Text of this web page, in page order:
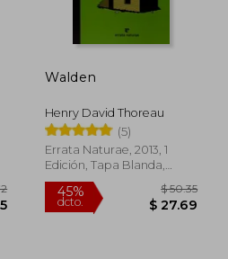
dcto.
Walden
Henry David Thoreau
(5)
Errata Naturae, 2013, 1
Edición, Tapa Blanda,
Nuevo